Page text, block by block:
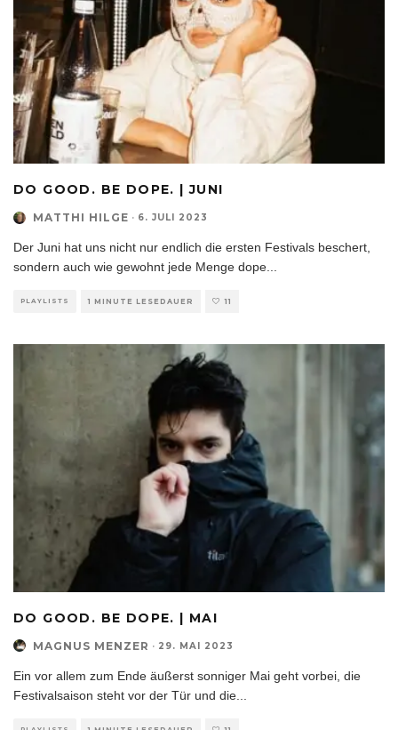
DO GOOD. BE DOPE. | JUNI
MATTHI HILGE · 6. JULI 2023
Der Juni hat uns nicht nur endlich die ersten Festivals beschert,
sondern auch wie gewohnt jede Menge dope...
PLAYLISTS 1 MINUTE LESEDAUER 11
DO GOOD. BE DOPE. | MAI
MAGNUS MENZER · 29. MAI 2023
Ein vor allem zum Ende äußerst sonniger Mai geht vorbei, die
Festivalsaison steht vor der Tür und die